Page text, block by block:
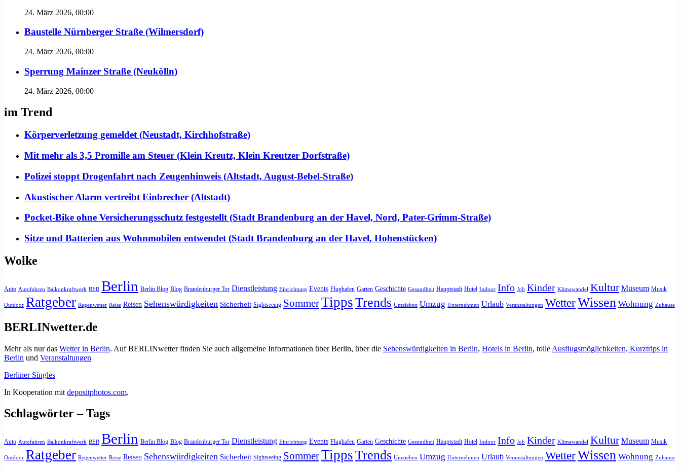
24. März 2026, 00:00
Baustelle Nürnberger Straße (Wilmersdorf)
24. März 2026, 00:00
Sperrung Mainzer Straße (Neukölln)
24. März 2026, 00:00
im Trend
Körperverletzung gemeldet (Neustadt, Kirchhofstraße)
Mit mehr als 3,5 Promille am Steuer (Klein Kreutz, Klein Kreutzer Dorfstraße)
Polizei stoppt Drogenfahrt nach Zeugenhinweis (Altstadt, August-Bebel-Straße)
Akustischer Alarm vertreibt Einbrecher (Altstadt)
Pocket-Bike ohne Versicherungsschutz festgestellt (Stadt Brandenburg an der Havel, Nord, Pater-Grimm-Straße)
Sitze und Batterien aus Wohnmobilen entwendet (Stadt Brandenburg an der Havel, Hohenstücken)
Wolke
Auto Autofahren Balkonkraftwerk BER Berlin Berlin Blog Blog Brandenburger Tor Dienstleistung Einrichtung Events Flughafen Garten Geschichte Gesundheit Hauptstadt Hotel Indoor Info Job Kinder Klimawandel Kultur Museum Musik
Outdoor Ratgeber Regenwetter Reise Reisen Sehenswürdigkeiten Sicherheit Sightseeing SommerTippsTrends Umziehen Umzug Unternehmen Urlaub Veranstaltungen WetterWissen Wohnung Zuhause
BERLINwetter.de
Mehr als nur das Wetter in Berlin. Auf BERLINwetter finden Sie auch allgemeine Informationen über Berlin, über die Sehenswürdigkeiten in Berlin, Hotels in Berlin, tolle Ausflugsmöglichkeiten, Kurztrips in
Berlin und Veranstaltungen
Berliner Singles
In Kooperation mit depositphotos.com.
Schlagwörter – Tags
Auto Autofahren Balkonkraftwerk BER Berlin Berlin Blog Blog Brandenburger Tor Dienstleistung Einrichtung Events Flughafen Garten Geschichte Gesundheit Hauptstadt Hotel Indoor Info Job Kinder Klimawandel Kultur Museum Musik
Outdoor Ratgeber Regenwetter Reise Reisen Sehenswürdigkeiten Sicherheit Sightseeing SommerTippsTrends Umziehen Umzug Unternehmen Urlaub Veranstaltungen WetterWissen Wohnung Zuhause